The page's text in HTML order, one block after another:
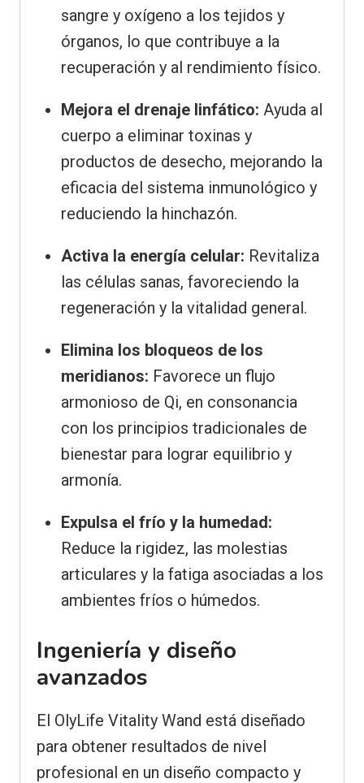
sangre y oxígeno a los tejidos y
órganos, lo que contribuye a la
recuperación y al rendimiento físico.
Mejora el drenaje linfático: Ayuda al
cuerpo a eliminar toxinas y
productos de desecho, mejorando la
eficacia del sistema inmunológico y
reduciendo la hinchazón.
Activa la energía celular: Revitaliza
las células sanas, favoreciendo la
regeneración y la vitalidad general.
Elimina los bloqueos de los
meridianos: Favorece un flujo
armonioso de Qi, en consonancia
con los principios tradicionales de
bienestar para lograr equilibrio y
armonía.
Expulsa el frío y la humedad:
Reduce la rigidez, las molestias
articulares y la fatiga asociadas a los
ambientes fríos o húmedos.
Ingeniería y diseño
avanzados
El OlyLife Vitality Wand está diseñado
para obtener resultados de nivel
profesional en un diseño compacto y